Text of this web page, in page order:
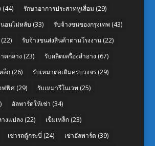
(44) รักษาอาการประสาทหูเสื่อม (29)
นอนไม่หลับ (33) รับจ้างขนของกรุงเทพ (43)
(22) รับจ้างขนส่งสินค้าตามโรงงาน(22)
คกลาง (23) รับผลิตเครื่องสำอาง (67)
ล็ก(26) รับเหมาต่อเติมครบวงจร(29)
ฟฟิศ(29) รับเหมารีโนเวท (25)
อัลพาร์ดให้เช่า (34)
งแปลง (22) เข็มเหล็ก(23)
เช่ารถตู้กระบี่ (24) เช่าอัลพาร์ด (39)